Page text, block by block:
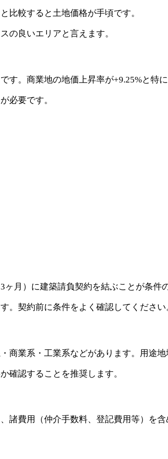
比較すると土地価格が手頃です。
の良いエリアと言えます。
。商業地の地価上昇率が+9.25%と特に
必要です。
月）に建築請負契約を結ぶことが条件
。契約前に条件をよく確認してください
業系・工業系などがあります。用途
確認することを推奨します。
費用（仲介手数料、登記費用等）を